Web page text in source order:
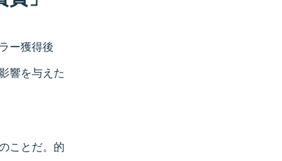
ー獲得後
響を与えた
ことだ。的